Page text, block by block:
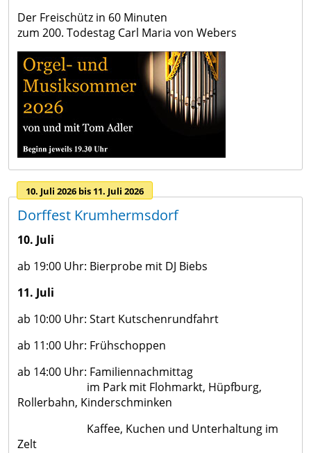
Der Freischütz in 60 Minuten
zum 200. Todestag Carl Maria von Webers
10. Juli 2026 bis 11. Juli 2026
Dorffest Krumhermsdorf
10. Juli
ab 19:00 Uhr: Bierprobe mit DJ Biebs
11. Juli
ab 10:00 Uhr: Start Kutschenrundfahrt
ab 11:00 Uhr: Frühschoppen
ab 14:00 Uhr: Familiennachmittag
im Park mit Flohmarkt, Hüpfburg,
Rollerbahn, Kinderschminken
Kaffee, Kuchen und Unterhaltung im
Zelt